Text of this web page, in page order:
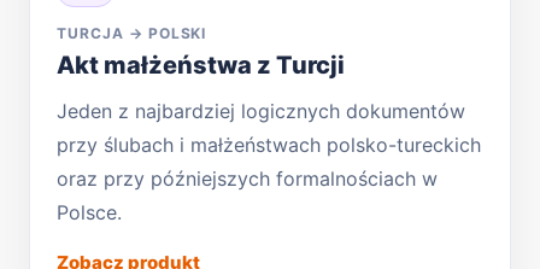
TURCJA → POLSKI
Akt małżeństwa z Turcji
Jeden z najbardziej logicznych dokumentów
przy ślubach i małżeństwach polsko-tureckich
oraz przy późniejszych formalnościach w
Polsce.
Zobacz produkt